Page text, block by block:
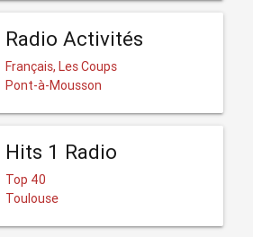
Radio Activités
Français, Les Coups
Pont-à-Mousson
Hits 1 Radio
Top 40
Toulouse